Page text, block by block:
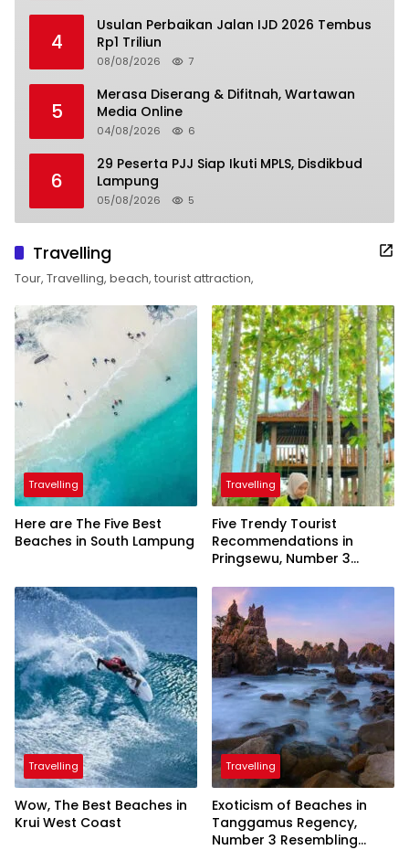
4
Usulan Perbaikan Jalan IJD 2026 Tembus
Rp1 Triliun
08/08/2026 7
5
Merasa Diserang & Difitnah, Wartawan
Media Online
04/08/2026 6
6
29 Peserta PJJ Siap Ikuti MPLS, Disdikbud
Lampung
05/08/2026 5
Travelling
Tour, Travelling, beach, tourist attraction,
Travelling
Here are The Five Best
Beaches in South Lampung
Travelling
Five Trendy Tourist
Recommendations in
Pringsewu, Number 3
President
Travelling
Wow, The Best Beaches in
Krui West Coast
Travelling
Exoticism of Beaches in
Tanggamus Regency,
Number 3 Resembling